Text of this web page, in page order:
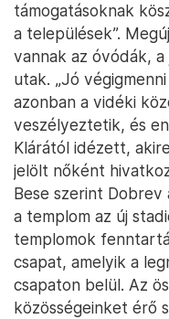
támogatásoknak
a települések”.
vannak az óvódák,
utak. „Jó
azonban a vidéki
veszélyeztetik, és
Klárától idézett,
jelölt nőként
Bese szerint
a templom az új
templomok
csapat, amelyik a
csapaton belül. Az
közösségeinket érő